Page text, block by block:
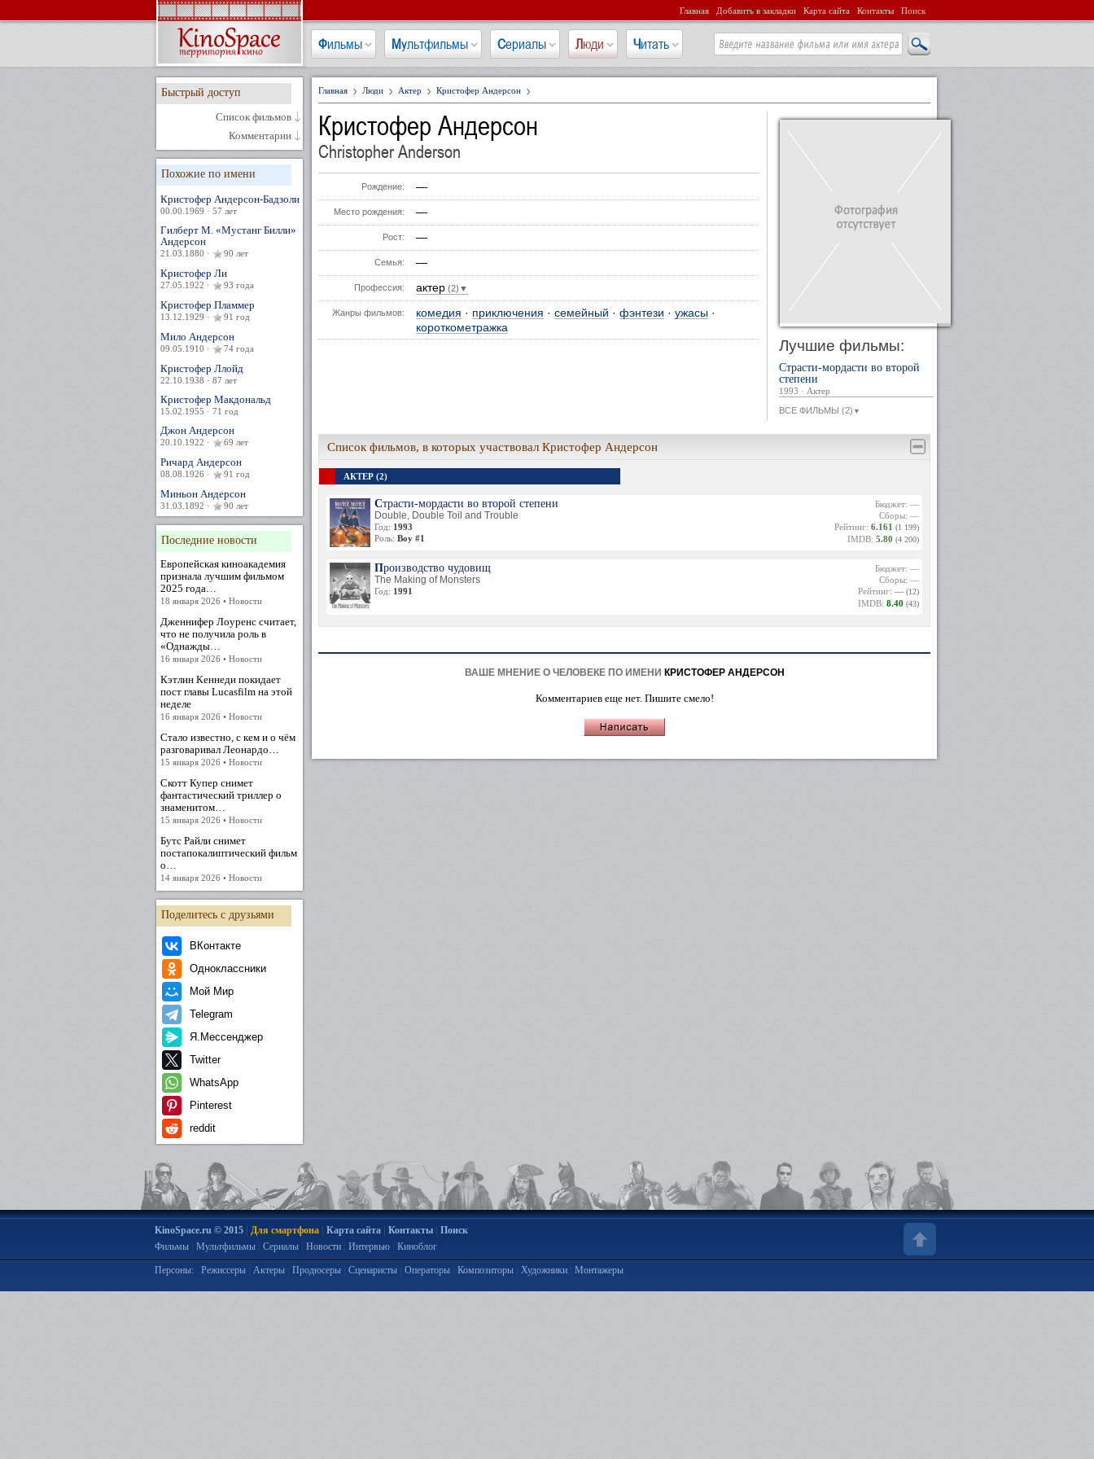
Главная Добавить в закладки Карта сайта Контакты Поиск
Фильмы Мультфильмы Сериалы Люди Читать
Быстрый доступ
Список фильмов
Комментарии
Похожие по имени
Кристофер Андерсон-Бадзоли
00.00.1969 · 57 лет
Гилберт М. «Мустанг Билли»
Андерсон
21.03.1880 · 90 лет
Кристофер Ли
27.05.1922 · 93 года
Кристофер Пламмер
13.12.1929 · 91 год
Мило Андерсон
09.05.1910 · 74 года
Кристофер Ллойд
22.10.1938 · 87 лет
Кристофер Макдональд
15.02.1955 · 71 год
Джон Андерсон
20.10.1922 · 69 лет
Ричард Андерсон
08.08.1926 · 91 год
Миньон Андерсон
31.03.1892 · 90 лет
Последние новости
Европейская киноакадемия
признала лучшим фильмом
2025 года…
18 января 2026 • Новости
Дженнифер Лоуренс считает,
что не получила роль в
«Однажды…
16 января 2026 • Новости
Кэтлин Кеннеди покидает
пост главы Lucasfilm на этой
неделе
16 января 2026 • Новости
Стало известно, с кем и о чём
разговаривал Леонардо…
15 января 2026 • Новости
Скотт Купер снимет
фантастический триллер о
знаменитом…
15 января 2026 • Новости
Бутс Райли снимет
постапокалиптический фильм
о…
14 января 2026 • Новости
Поделитесь с друзьями
ВКонтакте
Одноклассники
Мой Мир
Telegram
Я.Мессенджер
Twitter
WhatsApp
Pinterest
reddit
Главная Люди Актер Кристофер Андерсон
Кристофер Андерсон
Christopher Anderson
Рождение: —
Место рождения: —
Рост: —
Семья: —
Профессия: актер (2)▼
Жанры фильмов: комедия · приключения · семейный · фэнтези · ужасы ·
короткометражка
Лучшие фильмы:
Страсти-мордасти во второй
степени
1993 · Актер
ВСЕ ФИЛЬМЫ (2) ▼
Список фильмов, в которых участвовал Кристофер Андерсон
АКТЕР (2)
Страсти-мордасти во второй степени
Double, Double Toil and Trouble
Год: 1993
Роль: Boy #1
Бюджет: —
Сборы: —
Рейтинг: 6.161 (1 199)
IMDB: 5.80 (4 200)
Производство чудовищ
The Making of Monsters
Год: 1991
Бюджет: —
Сборы: —
Рейтинг: — (12)
IMDB: 8.40 (43)
ВАШЕ МНЕНИЕ О ЧЕЛОВЕКЕ ПО ИМЕНИ КРИСТОФЕР АНДЕРСОН
Комментариев еще нет. Пишите смело!
KinoSpace.ru © 2015| Для смартфона| Карта сайта| Контакты| Поиск
Фильмы| Мультфильмы| Сериалы| Новости| Интервью| Киноблог
Персоны: Режиссеры| Актеры| Продюсеры| Сценаристы| Операторы| Композиторы| Художники| Монтажеры